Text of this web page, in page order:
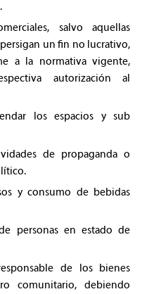
salvo aquellas
un fin no lucrativo,
a la normativa vigente,
autorización al
los espacios y sub
de propaganda o
y consumo de bebidas
personas en estado de
de los bienes
comunitario, debiendo